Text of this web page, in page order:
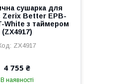
сушарка для
Zerix Better EPB-
White з таймером
(ZX4917)
ZX4917
4 755 ₴
В наявності